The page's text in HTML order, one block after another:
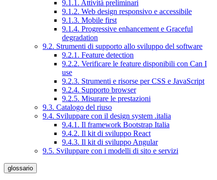
9.1.1. Attività preliminari
9.1.2. Web design responsivo e accessibile
9.1.3. Mobile first
9.1.4. Progressive enhancement e Graceful
degradation
9.2. Strumenti di supporto allo sviluppo del software
9.2.1. Feature detection
9.2.2. Verificare le feature disponibili con Can I
use
9.2.3. Strumenti e risorse per CSS e JavaScript
9.2.4. Supporto browser
9.2.5. Misurare le prestazioni
9.3. Catalogo del riuso
9.4. Sviluppare con il design system .italia
9.4.1. Il framework Bootstrap Italia
9.4.2. Il kit di sviluppo React
9.4.3. Il kit di sviluppo Angular
9.5. Sviluppare con i modelli di sito e servizi
glossario